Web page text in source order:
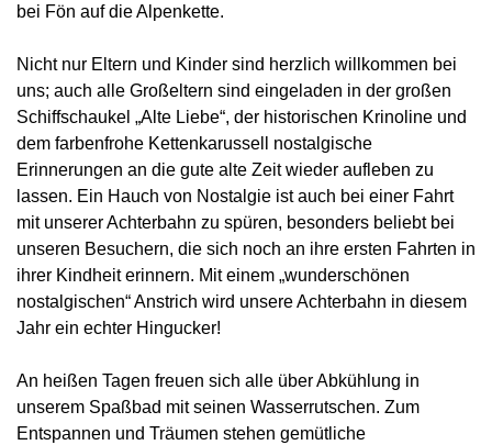
bei Fön auf die Alpenkette.
Nicht nur Eltern und Kinder sind herzlich willkommen bei
uns; auch alle Großeltern sind eingeladen in der großen
Schiffschaukel „Alte Liebe“, der historischen Krinoline und
dem farbenfrohe Kettenkarussell nostalgische
Erinnerungen an die gute alte Zeit wieder aufleben zu
lassen. Ein Hauch von Nostalgie ist auch bei einer Fahrt
mit unserer Achterbahn zu spüren, besonders beliebt bei
unseren Besuchern, die sich noch an ihre ersten Fahrten in
ihrer Kindheit erinnern. Mit einem „wunderschönen
nostalgischen“ Anstrich wird unsere Achterbahn in diesem
Jahr ein echter Hingucker!
An heißen Tagen freuen sich alle über Abkühlung in
unserem Spaßbad mit seinen Wasserrutschen. Zum
Entspannen und Träumen stehen gemütliche